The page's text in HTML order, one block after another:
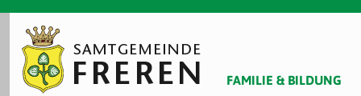
FAMILIE & BILDUNG